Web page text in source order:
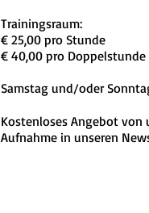
Trainingsraum:
€ 25,00 pro Stunde
€ 40,00 pro Doppelstunde
Samstag und/oder
Kostenloses Angebot von
Aufnahme in unseren